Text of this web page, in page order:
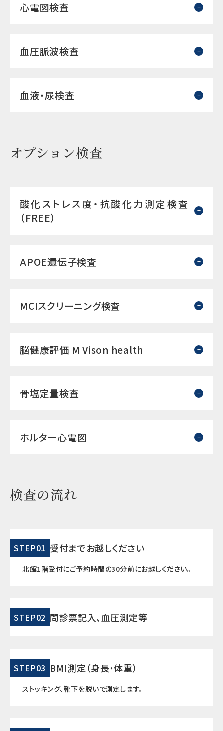
心電図検査
血圧脈波検査
血液・尿検査
オプション検査
酸化ストレス度・抗酸化力測定検査
（FREE）
APOE遺伝子検査
MCIスクリーニング検査
脳健康評価 M Vison health
骨塩定量検査
ホルター心電図
検査の流れ
STEP01 受付までお越しください
北館1階受付にご予約時間の30分前にお越しください。
STEP02 問診票記入、血圧測定等
STEP03 BMI測定（身長・体重）
ストッキング、靴下を脱いで測定します。